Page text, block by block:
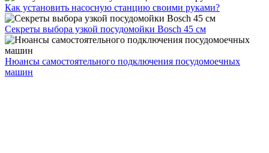
Как установить насосную станцию своими руками?
Секреты выбора узкой посудомойки Bosch 45 см
Нюансы самостоятельного подключения посудомоечных
машин